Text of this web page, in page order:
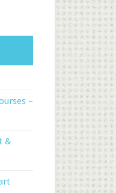
–
&